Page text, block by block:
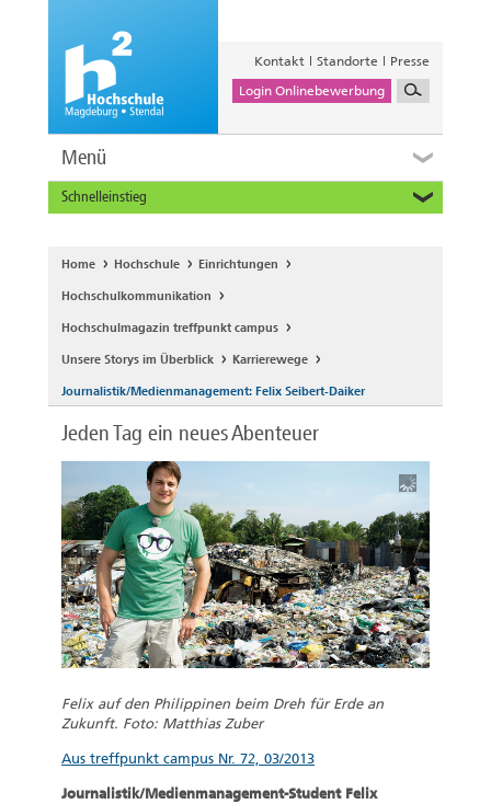
Kontakt Standorte
Presse
Login Onlinebewerbung
Menü
Schnelleinstieg
Alumni
Unternehmen und Institutionen
Home Hochschule Einrichtungen
Hochschulkommunikation
Hochschulmagazin treffpunkt campus
Unsere Storys im Überblick Karrierewege
Journalistik/Medienmanagement: Felix Seibert-Daiker
Jeden Tag ein neues Abenteuer
Felix auf den Philippinen beim Dreh für Erde an
Zukunft. Foto: Matthias Zuber
Aus treffpunkt campus Nr. 72, 03/2013
Journalistik/Medienmanagement-Student Felix